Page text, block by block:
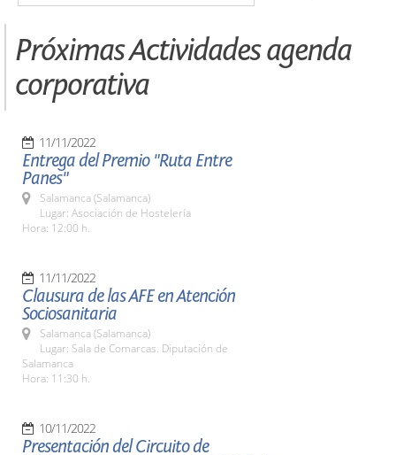
Próximas Actividades agenda
corporativa
11/11/2022
Entrega del Premio "Ruta Entre
Panes"
Salamanca (Salamanca)
Lugar: Asociación de Hostelería
Hora: 12:00 h.
11/11/2022
Clausura de las AFE en Atención
Sociosanitaria
Salamanca (Salamanca)
Lugar: Sala de Comarcas. Diputación de
Salamanca
Hora: 11:30 h.
10/11/2022
Presentación del Circuito de